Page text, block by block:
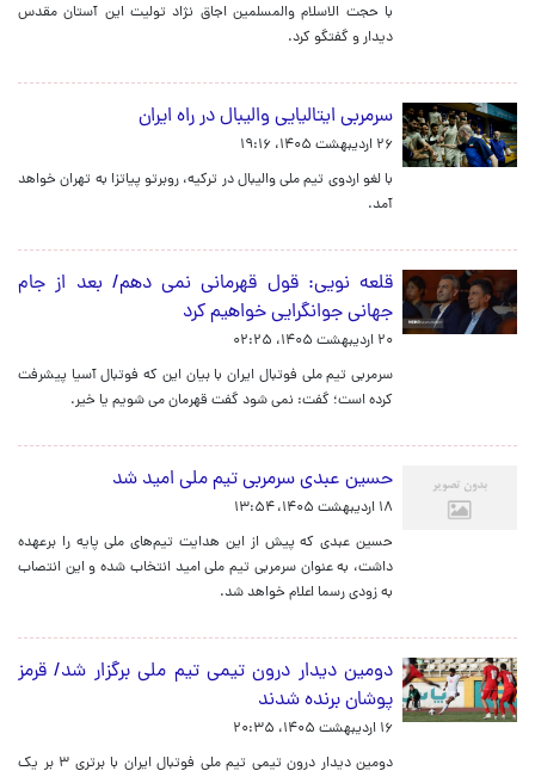
با حجت الاسلام والمسلمین اجاق نژاد تولیت این آستان مقدس
دیدار و گفتگو کرد.
سرمربی ایتالیایی والیبال در راه ایران
۲۶ اردیبهشت ۱۴۰۵، ۱۹:۱۶
با لغو اردوی تیم ملی والیبال در ترکیه، روبرتو پیاتزا به تهران خواهد
آمد.
قلعه نویی: قول قهرمانی نمی دهم/ بعد از جام
جهانی جوانگرایی خواهیم کرد
۲۰ اردیبهشت ۱۴۰۵، ۰۲:۲۵
سرمربی تیم ملی فوتبال ایران با بیان این که فوتبال آسیا پیشرفت
کرده است؛ گفت: نمی شود گفت قهرمان می شویم یا خیر.
حسین عبدی سرمربی تیم ملی امید شد
۱۸ اردیبهشت ۱۴۰۵، ۱۳:۵۴
حسین عبدی که پیش از این هدایت تیم‌های ملی پایه را برعهده
داشت، به عنوان سرمربی تیم ملی امید انتخاب شده و این انتصاب
به زودی رسما اعلام خواهد شد.
دومین دیدار درون تیمی تیم ملی برگزار شد/ قرمز
پوشان برنده شدند
۱۶ اردیبهشت ۱۴۰۵، ۲۰:۳۵
دومین دیدار درون تیمی تیم ملی فوتبال ایران با برتری ۳ بر یک